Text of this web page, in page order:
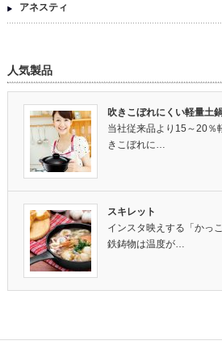
アネスティ
人気製品
吹きこぼれにくい軽量土
当社従来品より15～20％
きこぼれに…
スキレット
インスタ映えする「かっ
鉄鋳物は温度が…